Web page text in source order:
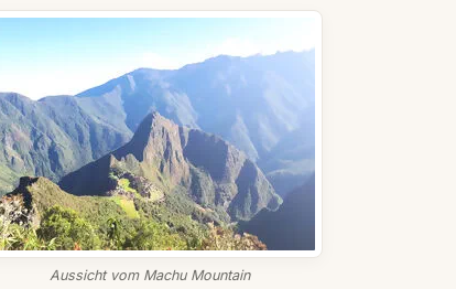
Aussicht vom Machu Mountain